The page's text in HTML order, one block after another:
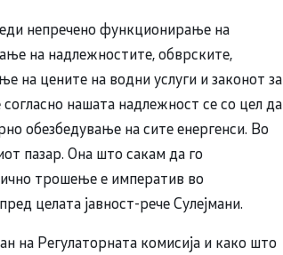
непречено функционирање на
на надлежностите, обврските,
на цените на водни услуги и законот за
нашата надлежност се со цел да
обезбедување на сите енергенси. Во
пазар. Она што сакам да го
трошење е императив во
целата јавност-рече Сулејмани.
на Регулаторната комисија и како што